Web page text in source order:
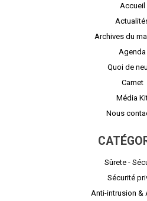
Accueil
Archives du
Agenda
Quoi de
Carnet
Média
Nous
Sûrete -
Sécurité
Anti-intrusion &